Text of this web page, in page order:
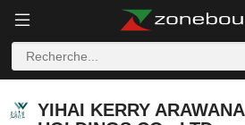
YIHAI KERRY ARAWANA